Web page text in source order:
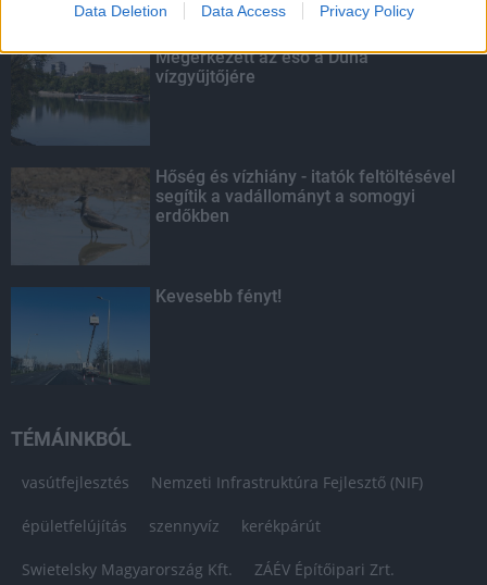
Data Deletion Data Access Privacy Policy
KIEMELT
Megérkezett az eső a Duna
vízgyűjtőjére
Hőség és vízhiány - itatók feltöltésével
segítik a vadállományt a somogyi
erdőkben
Kevesebb fényt!
TÉMÁINKBÓL
vasútfejlesztés Nemzeti Infrastruktúra Fejlesztő (NIF)
épületfelújítás szennyvíz kerékpárút
Swietelsky Magyarország Kft. ZÁÉV Építőipari Zrt.